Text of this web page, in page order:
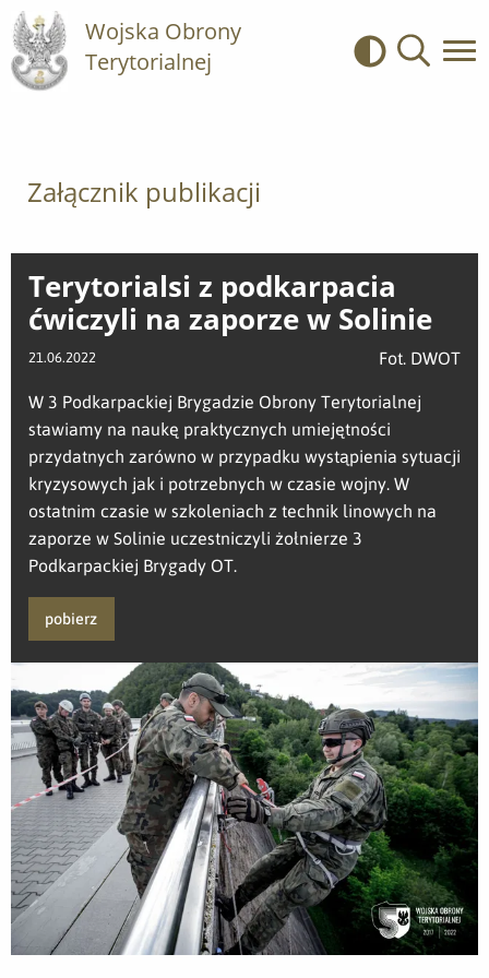
Wojska Obrony
Terytorialnej
Kontrast
Załącznik publikacji
Terytorialsi z podkarpacia
ćwiczyli na zaporze w Solinie
21.06.2022 Fot. DWOT
W 3 Podkarpackiej Brygadzie Obrony Terytorialnej
stawiamy na naukę praktycznych umiejętności
przydatnych zarówno w przypadku wystąpienia sytuacji
kryzysowych jak i potrzebnych w czasie wojny. W
ostatnim czasie w szkoleniach z technik linowych na
zaporze w Solinie uczestniczyli żołnierze 3
Podkarpackiej Brygady OT.
pobierz